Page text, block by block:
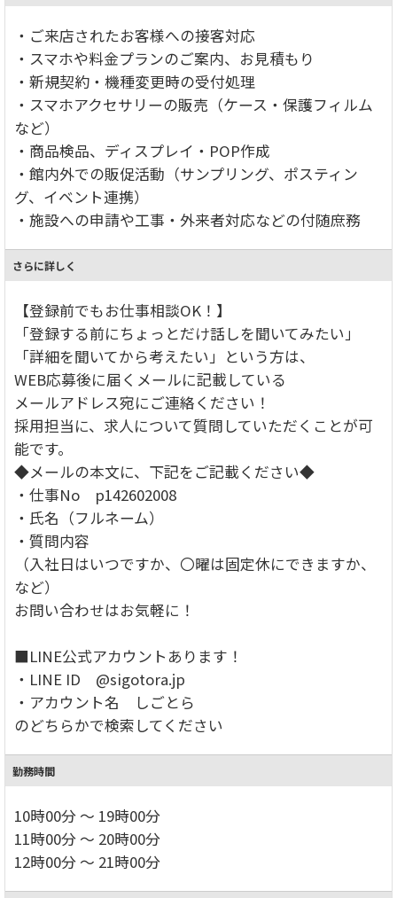
・ご来店されたお客様への接客対応
・スマホや料金プランのご案内、お見積もり
・新規契約・機種変更時の受付処理
・スマホアクセサリーの販売（ケース・保護フィルム
など）
・商品検品、ディスプレイ・POP作成
・館内外での販促活動（サンプリング、ポスティン
グ、イベント連携）
・施設への申請や工事・外来者対応などの付随庶務
さらに詳しく
【登録前でもお仕事相談OK！】
「登録する前にちょっとだけ話しを聞いてみたい」
「詳細を聞いてから考えたい」という方は、
WEB応募後に届くメールに記載している
メールアドレス宛にご連絡ください！
採用担当に、求人について質問していただくことが可
能です。
◆メールの本文に、下記をご記載ください◆
・仕事No p142602008
・氏名（フルネーム）
・質問内容
（入社日はいつですか、〇曜は固定休にできますか、
など）
お問い合わせはお気軽に！
■LINE公式アカウントあります！
・LINE ID @sigotora.jp
・アカウント名 しごとら
のどちらかで検索してください
勤務時間
10時00分 ～ 19時00分
11時00分 ～ 20時00分
12時00分 ～ 21時00分